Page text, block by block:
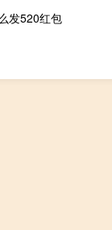
发520红包